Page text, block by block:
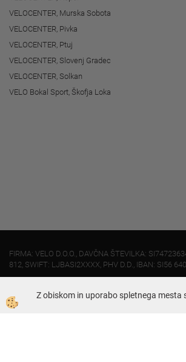
VELOCENTER, Murska Sobota
VELOCENTER, Pivka
VELOCENTER, Ptuj
VELOCENTER, Slovenj Gradec
VELOCENTER, Solkan
VELO Bokal Sport, Škofja Loka
FIRMA: VELO D.O.O., DAVČNA ŠTEVILKA:
812, SWIFT: LJBASI2XXXX, PHV D.D., IBAN: SI56
Dunajska 421, 1231 - Ljubljana Črnuče
Z obiskom in uporabo spletnega mesta